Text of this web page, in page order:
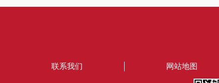
联系我们 网站地图